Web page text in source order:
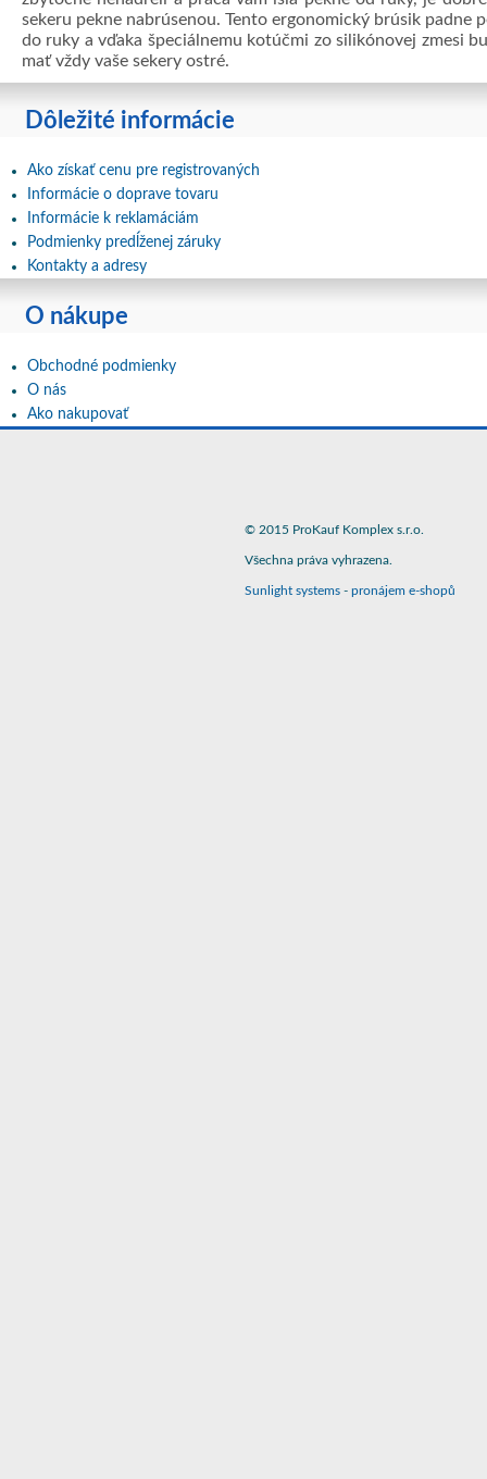
sekeru pekne nabrúsenou. Tento ergonomický brúsik padne
do ruky a vďaka špeciálnemu kotúčmi zo silikónovej zmesi
mať vždy vaše sekery ostré.
Dôležité informácie
Ako získať cenu pre registrovaných
Informácie o doprave tovaru
Informácie k reklamáciám
Podmienky predĺženej záruky
Kontakty a adresy
O nákupe
Obchodné podmienky
O nás
Ako nakupovať
© 2015 ProKauf Komplex s.r.o.
Všechna práva vyhrazena.
Sunlight systems - pronájem e-shopů